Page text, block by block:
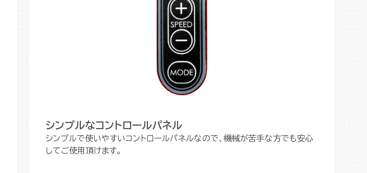
シンプルなコントロールパネル
シンプルで使いやすいコントロールパネルなので、機械が苦手な方でも安心
してご使用頂けます。